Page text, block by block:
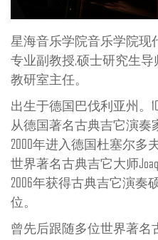
星海音乐学院音乐学院现
专业副教授,硕士研究生
教研室主任。
出生于德国巴伐利亚州。
从德国著名古典吉它演奏家
2000年进入德国杜塞尔多
世界著名古典吉它大师
2006年获得古典吉它演奏
位。
曾先后跟随多位世界著名